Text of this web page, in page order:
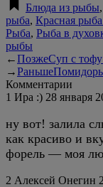
Блюда из рыбы,
рыба, Красная
Рыба, Рыба в
рыбы
←ПозжеСуп с
→Раньше
Комментарии
1 Ира :) 28 января
ну вот! залила
как красиво и
форель — моя
2 Алексей Онегин